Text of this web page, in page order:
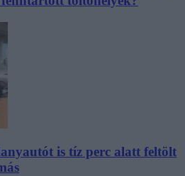
is tíz perc alatt feltölt